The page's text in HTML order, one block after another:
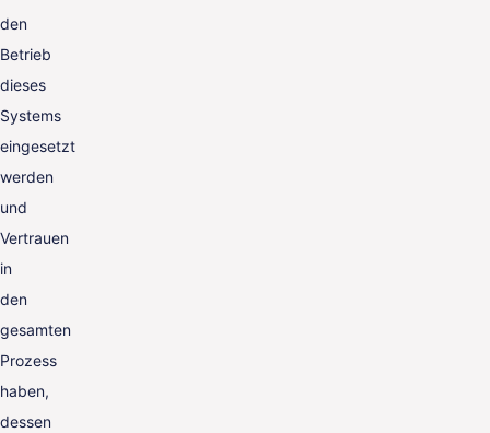
den
Betrieb
dieses
Systems
eingesetzt
werden
und
Vertrauen
in
den
gesamten
Prozess
haben,
dessen